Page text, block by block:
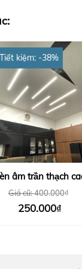
Tiết kiệm: -38%
âm trần thạch
Giá cũ:400.000₫
Giá
250.000₫Giá